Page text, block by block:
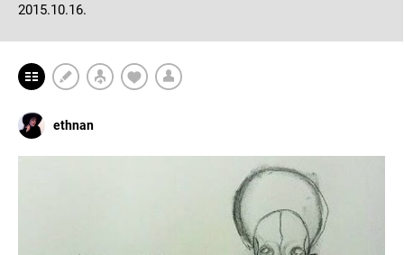
2015.10.16.
ethnan